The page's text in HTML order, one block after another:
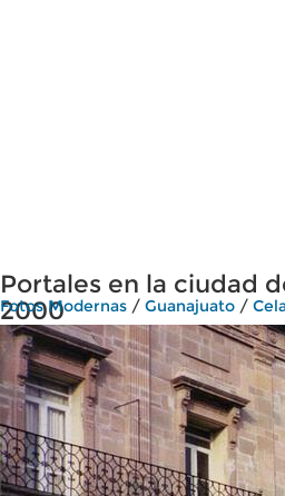
Portales en la ciudad
2000
Fotos Modernas / Guanajuato /